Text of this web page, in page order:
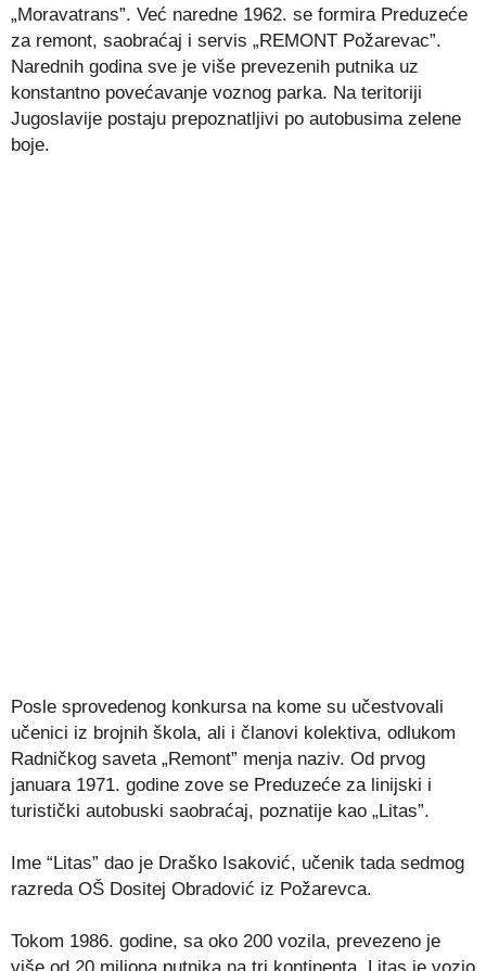
„Moravatrans”. Već naredne 1962. se formira Preduzeće
za remont, saobraćaj i servis „REMONT Požarevac”.
Narednih godina sve je više prevezenih putnika uz
konstantno povećavanje voznog parka. Na teritoriji
Jugoslavije postaju prepoznatljivi po autobusima zelene
boje.
Posle sprovedenog konkursa na kome su učestvovali
učenici iz brojnih škola, ali i članovi kolektiva, odlukom
Radničkog saveta „Remont” menja naziv. Od prvog
januara 1971. godine zove se Preduzeće za linijski i
turistički autobuski saobraćaj, poznatije kao „Litas”.
Ime “Litas” dao je Draško Isaković, učenik tada sedmog
razreda OŠ Dositej Obradović iz Požarevca.
Tokom 1986. godine, sa oko 200 vozila, prevezeno je